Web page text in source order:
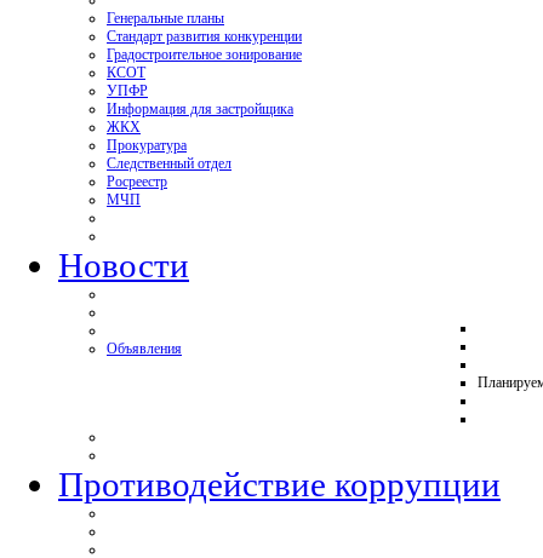
Генеральные планы
Стандарт развития конкуренции
Градостроительное зонирование
КСОТ
УПФР
Информация для застройщика
ЖКХ
Прокуратура
Следственный отдел
Росреестр
МЧП
Новости
Объявления
Противодействие коррупции